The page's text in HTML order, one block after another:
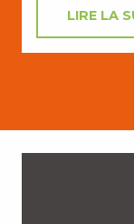
LIRE LA